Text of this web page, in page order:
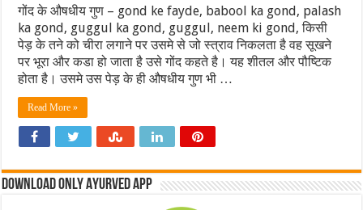
गोंद के औषधीय गुण – gond ke fayde, babool ka gond, palash
ka gond, guggul ka gond, guggul, neem ki gond, किसी
पेड़ के तने को चीरा लगाने पर उसमे से जो स्त्राव निकलता है वह सूखने
पर भूरा और कडा हो जाता है उसे गोंद कहते है। यह शीतल और पौष्टिक
होता है। उसमे उस पेड़ के ही औषधीय गुण भी …
Read More »
Download Only Ayurved App